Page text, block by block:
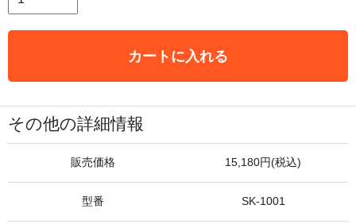
カートに入れる
その他の詳細情報
販売価格 15,180円(税込)
型番 SK-1001